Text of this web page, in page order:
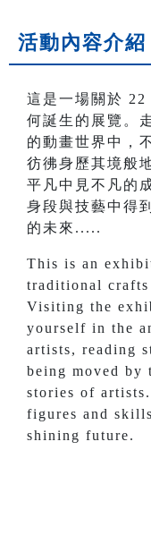
活動內容介紹
這是一場關於 22
何誕生的展覽。
的動畫世界中，
彷彿身歷其境般
平凡中見不凡的
身段與技藝中得
的未來.....
This is an
traditional crafts
Visiting the
yourself in the
artists, reading
being moved by
stories of
figures and
shining future.